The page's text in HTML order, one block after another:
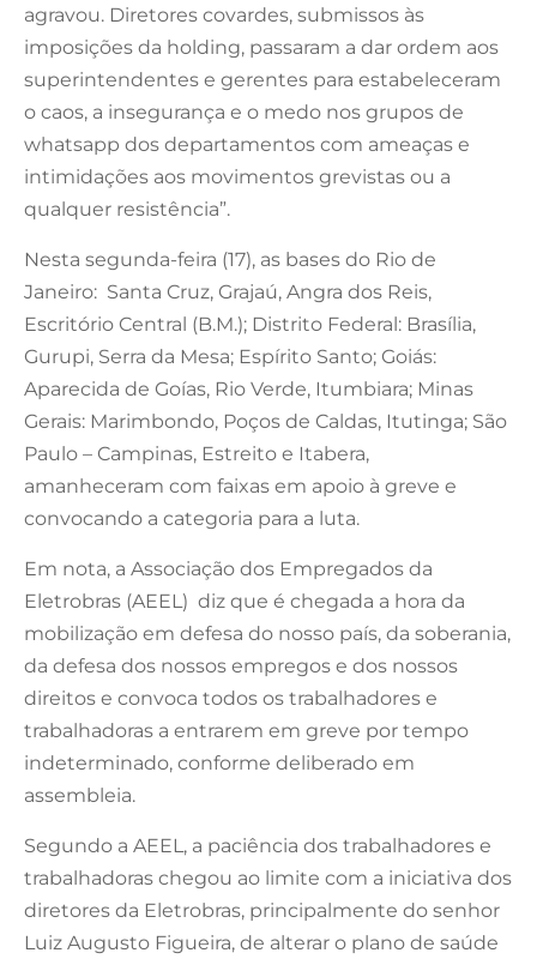
agravou. Diretores covardes, submissos às
imposições da holding, passaram a dar ordem aos
superintendentes e gerentes para estabeleceram
o caos, a insegurança e o medo nos grupos de
whatsapp dos departamentos com ameaças e
intimidações aos movimentos grevistas ou a
qualquer resistência”.
Nesta segunda-feira (17), as bases do Rio de
Janeiro: Santa Cruz, Grajaú, Angra dos Reis,
Escritório Central (B.M.); Distrito Federal: Brasília,
Gurupi, Serra da Mesa; Espírito Santo; Goiás:
Aparecida de Goías, Rio Verde, Itumbiara; Minas
Gerais: Marimbondo, Poços de Caldas, Itutinga; São
Paulo – Campinas, Estreito e Itabera,
amanheceram com faixas em apoio à greve e
convocando a categoria para a luta.
Em nota, a Associação dos Empregados da
Eletrobras (AEEL) diz que é chegada a hora da
mobilização em defesa do nosso país, da soberania,
da defesa dos nossos empregos e dos nossos
direitos e convoca todos os trabalhadores e
trabalhadoras a entrarem em greve por tempo
indeterminado, conforme deliberado em
assembleia.
Segundo a AEEL, a paciência dos trabalhadores e
trabalhadoras chegou ao limite com a iniciativa dos
diretores da Eletrobras, principalmente do senhor
Luiz Augusto Figueira, de alterar o plano de saúde